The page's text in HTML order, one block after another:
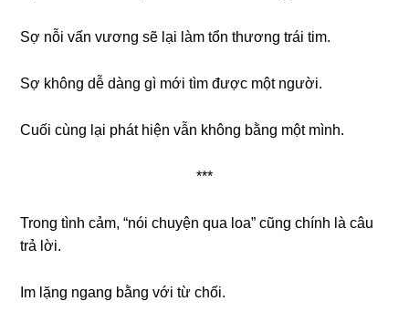
Sợ nỗi vấn vương sẽ lại làm tổn thương trái tim.
Sợ không dễ dàng gì mới tìm được một người.
Cuối cùng lại phát hiện vẫn không bằng một mình.
***
Trong tình cảm, “nói chuyện qua loa” cũng chính là câu
trả lời.
Im lặng ngang bằng với từ chối.